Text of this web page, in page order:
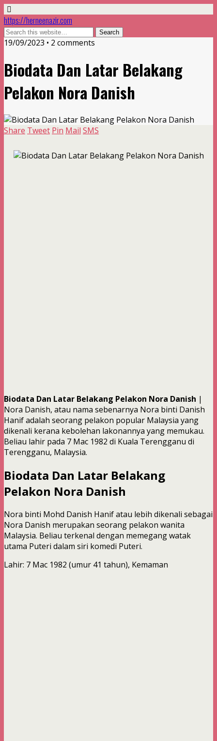
https://herneenazir.com
19/09/2023 • 2 comments
Biodata Dan Latar Belakang
Pelakon Nora Danish
Share Tweet Pin Mail SMS
Biodata Dan Latar Belakang Pelakon Nora Danish |
Nora Danish, atau nama sebenarnya Nora binti Danish
Hanif adalah seorang pelakon popular Malaysia yang
dikenali kerana kebolehan lakonannya yang memukau.
Beliau lahir pada 7 Mac 1982 di Kuala Terengganu di
Terengganu, Malaysia.
Biodata Dan Latar Belakang
Pelakon Nora Danish
Nora binti Mohd Danish Hanif atau lebih dikenali sebagai
Nora Danish merupakan seorang pelakon wanita
Malaysia. Beliau terkenal dengan memegang watak
utama Puteri dalam siri komedi Puteri.
Lahir: 7 Mac 1982 (umur 41 tahun), Kemaman